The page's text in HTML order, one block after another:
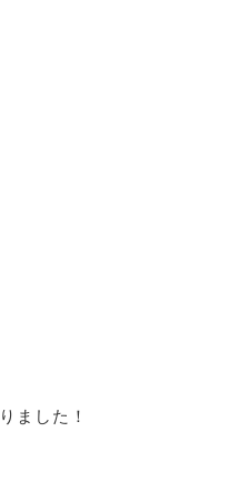
ました！